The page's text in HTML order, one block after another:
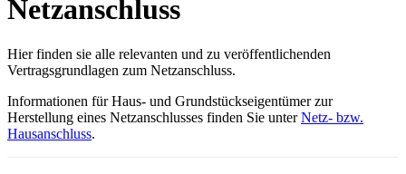
Netzanschluss
Hier finden sie alle relevanten und zu veröffentlichenden
Vertragsgrundlagen zum Netzanschluss.
Informationen für Haus- und Grundstückseigentümer zur
Herstellung eines Netzanschlusses finden Sie unterNetz- bzw.
Hausanschluss.